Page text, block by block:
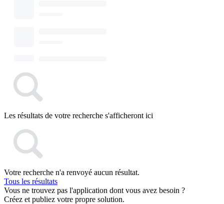
Les résultats de votre recherche s'afficheront ici
Votre recherche n'a renvoyé aucun résultat.
Tous les résultats
Vous ne trouvez pas l'application dont vous avez besoin ?
Créez et publiez votre propre solution.